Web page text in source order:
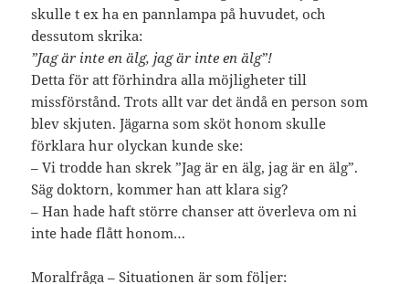
skulle t ex ha en pannlampa på huvudet, och
dessutom skrika:
”Jag är inte en älg, jag är inte en älg”!
Detta för att förhindra alla möjligheter till
missförstånd. Trots allt var det ändå en person som
blev skjuten. Jägarna som sköt honom skulle
förklara hur olyckan kunde ske:
– Vi trodde han skrek ”Jag är en älg, jag är en älg”.
Säg doktorn, kommer han att klara sig?
– Han hade haft större chanser att överleva om ni
inte hade flått honom…
Moralfråga – Situationen är som följer: